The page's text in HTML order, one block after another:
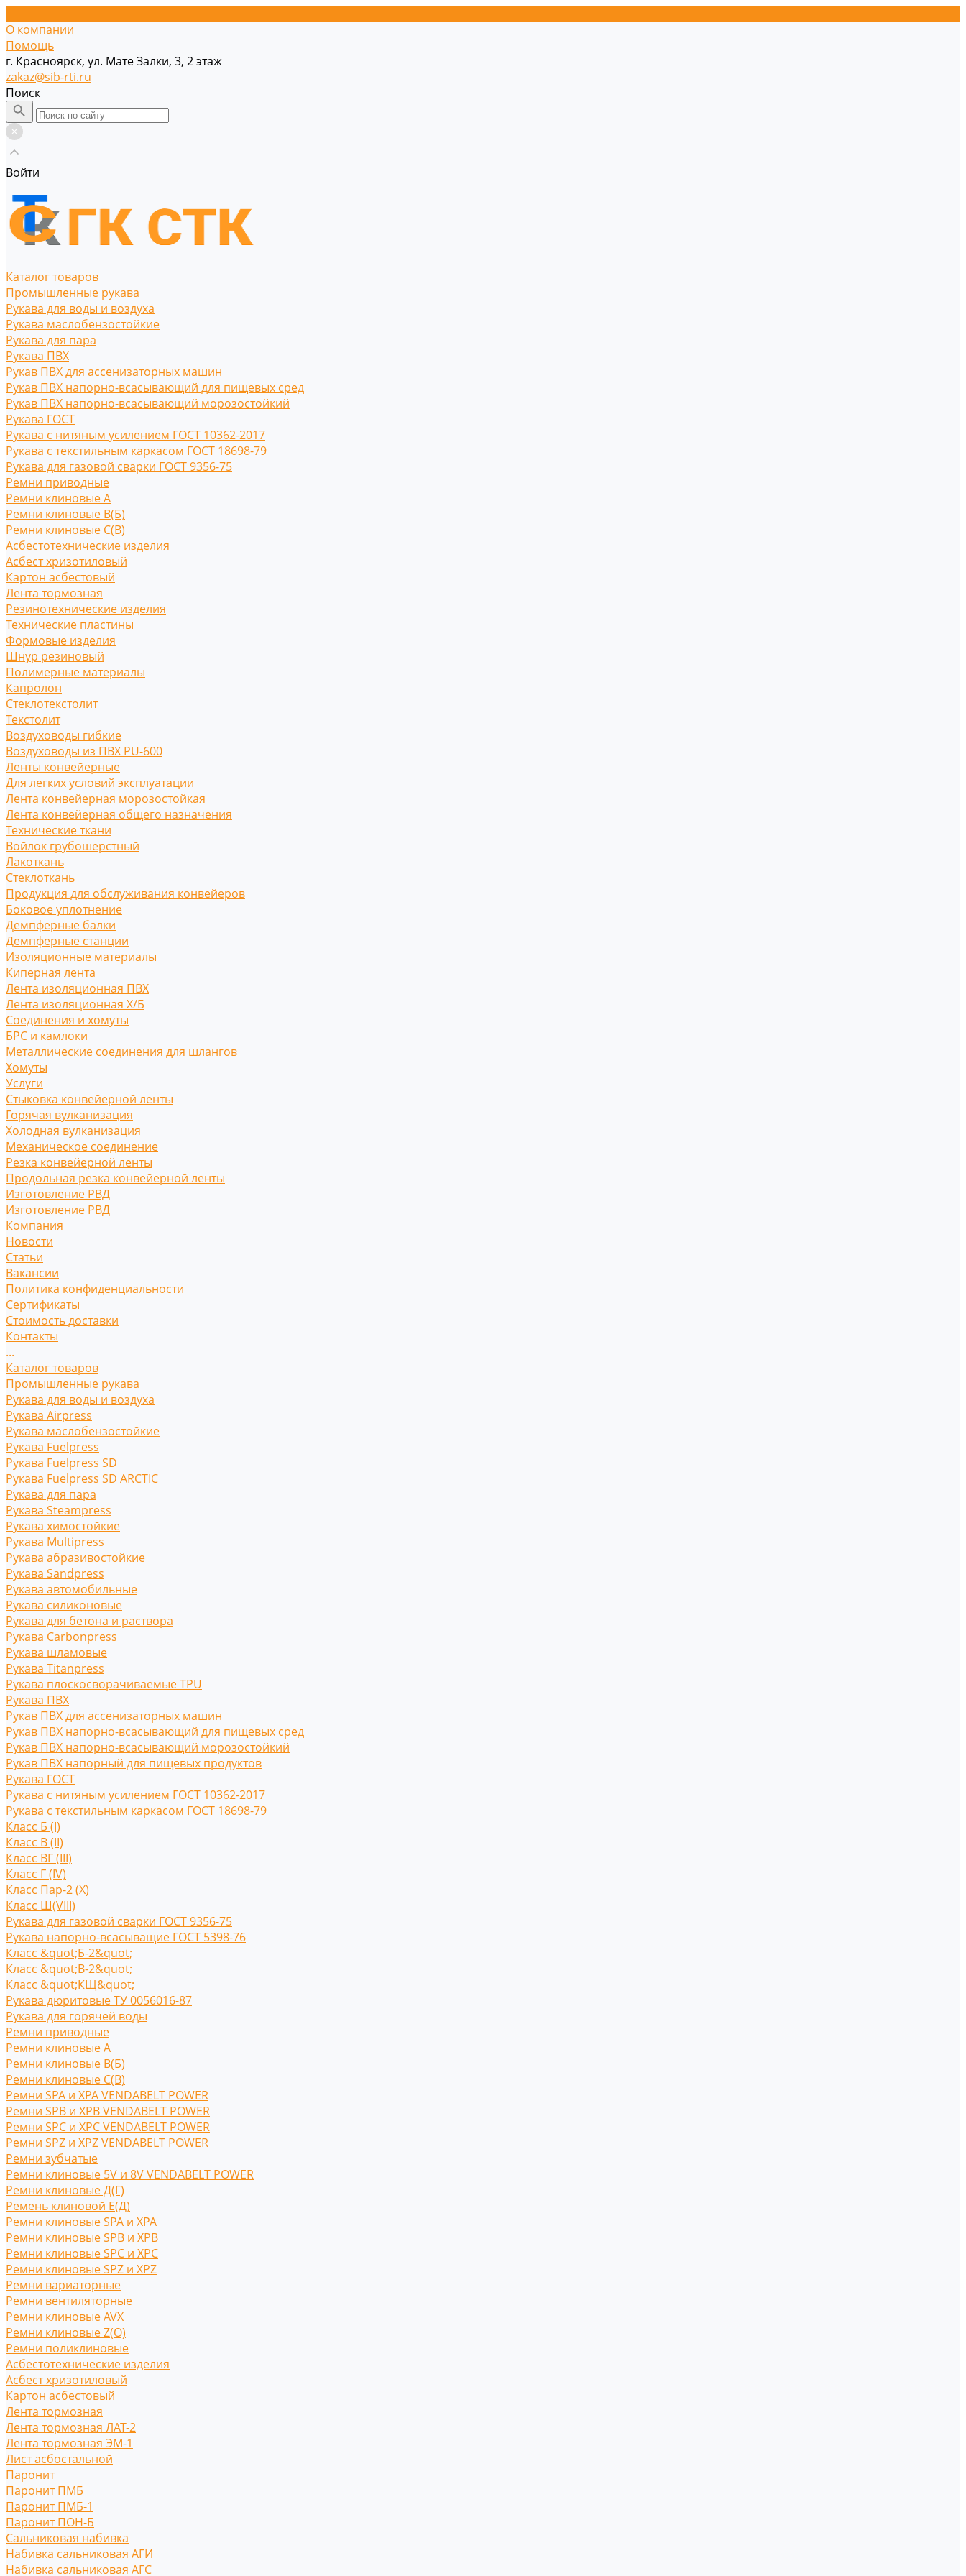
О компании
Помощь
г. Красноярск, ул. Мате Залки, 3, 2 этаж
zakaz@sib-rti.ru
Поиск
Войти
Каталог товаров
Промышленные рукава
Рукава для воды и воздуха
Рукава маслобензостойкие
Рукава для пара
Рукава ПВХ
Рукав ПВХ для ассенизаторных машин
Рукав ПВХ напорно-всасывающий для пищевых сред
Рукав ПВХ напорно-всасывающий морозостойкий
Рукава ГОСТ
Рукава с нитяным усилением ГОСТ 10362-2017
Рукава с текстильным каркасом ГОСТ 18698-79
Рукава для газовой сварки ГОСТ 9356-75
Ремни приводные
Ремни клиновые A
Ремни клиновые В(Б)
Ремни клиновые С(B)
Асбестотехнические изделия
Асбест хризотиловый
Картон асбестовый
Лента тормозная
Резинотехнические изделия
Технические пластины
Формовые изделия
Шнур резиновый
Полимерные материалы
Капролон
Стеклотекстолит
Текстолит
Воздуховоды гибкие
Воздуховоды из ПВХ PU-600
Ленты конвейерные
Для легких условий эксплуатации
Лента конвейерная морозостойкая
Лента конвейерная общего назначения
Технические ткани
Войлок грубошерстный
Лакоткань
Стеклоткань
Продукция для обслуживания конвейеров
Боковое уплотнение
Демпферные балки
Демпферные станции
Изоляционные материалы
Киперная лента
Лента изоляционная ПВХ
Лента изоляционная Х/Б
Соединения и хомуты
БРС и камлоки
Металлические соединения для шлангов
Хомуты
Услуги
Стыковка конвейерной ленты
Горячая вулканизация
Холодная вулканизация
Механическое соединение
Резка конвейерной ленты
Продольная резка конвейерной ленты
Изготовление РВД
Изготовление РВД
Компания
Новости
Статьи
Вакансии
Политика конфиденциальности
Сертификаты
Стоимость доставки
Контакты
...
Каталог товаров
Промышленные рукава
Рукава для воды и воздуха
Рукава Airpress
Рукава маслобензостойкие
Рукава Fuelpress
Рукава Fuelpress SD
Рукава Fuelpress SD ARCTIC
Рукава для пара
Рукава Steampress
Рукава химостойкие
Рукава Multipress
Рукава абразивостойкие
Рукава Sandpress
Рукава автомобильные
Рукава силиконовые
Рукава для бетона и раствора
Рукава Carbonpress
Рукава шламовые
Рукава Titanpress
Рукава плоскосворачиваемые TPU
Рукава ПВХ
Рукав ПВХ для ассенизаторных машин
Рукав ПВХ напорно-всасывающий для пищевых сред
Рукав ПВХ напорно-всасывающий морозостойкий
Рукав ПВХ напорный для пищевых продуктов
Рукава ГОСТ
Рукава с нитяным усилением ГОСТ 10362-2017
Рукава с текстильным каркасом ГОСТ 18698-79
Класс Б (I)
Класс В (II)
Класс ВГ (III)
Класс Г (IV)
Класс Пар-2 (X)
Класс Ш(VIII)
Рукава для газовой сварки ГОСТ 9356-75
Рукава напорно-всасыващие ГОСТ 5398-76
Класс &quot;Б-2&quot;
Класс &quot;В-2&quot;
Класс &quot;КЩ&quot;
Рукава дюритовые ТУ 0056016-87
Рукава для горячей воды
Ремни приводные
Ремни клиновые A
Ремни клиновые В(Б)
Ремни клиновые С(B)
Ремни SPA и XPA VENDABELT POWER
Ремни SPB и XPB VENDABELT POWER
Ремни SPC и XPC VENDABELT POWER
Ремни SPZ и XPZ VENDABELT POWER
Ремни зубчатые
Ремни клиновые 5V и 8V VENDABELT POWER
Ремни клиновые Д(Г)
Ремень клиновой Е(Д)
Ремни клиновые SPA и XPA
Ремни клиновые SPB и XPB
Ремни клиновые SPC и XPC
Ремни клиновые SPZ и XPZ
Ремни вариаторные
Ремни вентиляторные
Ремни клиновые AVX
Ремни клиновые Z(O)
Ремни поликлиновые
Асбестотехнические изделия
Асбест хризотиловый
Картон асбестовый
Лента тормозная
Лента тормозная ЛАТ-2
Лента тормозная ЭМ-1
Лист асбостальной
Паронит
Паронит ПМБ
Паронит ПМБ-1
Паронит ПОН-Б
Сальниковая набивка
Набивка сальниковая АГИ
Набивка сальниковая АГС